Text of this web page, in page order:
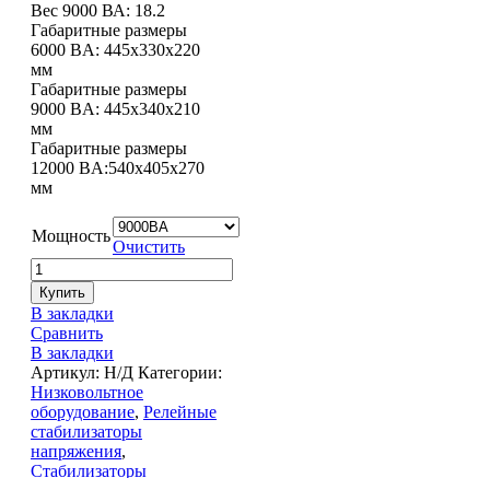
Вес 9000 ВА: 18.2
Габаритные размеры
6000 BA: 445х330х220
мм
Габаритные размеры
9000 BA: 445х340х210
мм
Габаритные размеры
12000 BA:540х405х270
мм
Мощность
Очистить
Купить
В закладки
Сравнить
В закладки
Артикул: Н/Д Категории:
Низковольтное
оборудование, Релейные
стабилизаторы
напряжения,
Стабилизаторы